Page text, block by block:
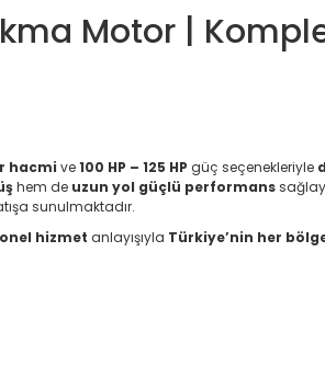
Motor |
hacmi ve100 HP – 125 HP güç seçenekleriyle
hem de uzun yol güçlü performans
sunulmaktadır.
hizmet anlayışıyla Türkiye’nin her